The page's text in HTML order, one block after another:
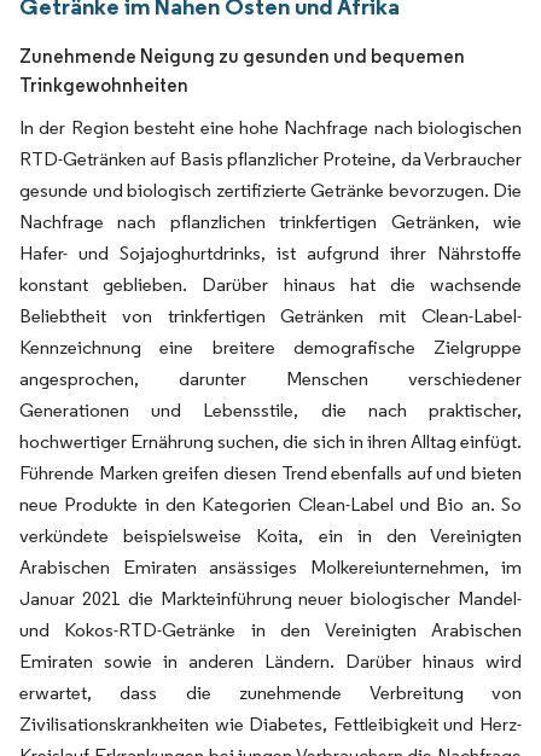
Getränke im Nahen Osten und Afrika
Zunehmende Neigung zu gesunden und bequemen
Trinkgewohnheiten
In der Region besteht eine hohe Nachfrage nach biologischen
RTD-Getränken auf Basis pflanzlicher Proteine, da Verbraucher
gesunde und biologisch zertifizierte Getränke bevorzugen. Die
Nachfrage nach pflanzlichen trinkfertigen Getränken, wie
Hafer- und Sojajoghurtdrinks, ist aufgrund ihrer Nährstoffe
konstant geblieben. Darüber hinaus hat die wachsende
Beliebtheit von trinkfertigen Getränken mit Clean-Label-
Kennzeichnung eine breitere demografische Zielgruppe
angesprochen, darunter Menschen verschiedener
Generationen und Lebensstile, die nach praktischer,
hochwertiger Ernährung suchen, die sich in ihren Alltag einfügt.
Führende Marken greifen diesen Trend ebenfalls auf und bieten
neue Produkte in den Kategorien Clean-Label und Bio an. So
verkündete beispielsweise Koita, ein in den Vereinigten
Arabischen Emiraten ansässiges Molkereiunternehmen, im
Januar 2021 die Markteinführung neuer biologischer Mandel-
und Kokos-RTD-Getränke in den Vereinigten Arabischen
Emiraten sowie in anderen Ländern. Darüber hinaus wird
erwartet, dass die zunehmende Verbreitung von
Zivilisationskrankheiten wie Diabetes, Fettleibigkeit und Herz-